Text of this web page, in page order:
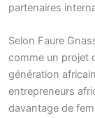
partenaires
Selon Faure
comme un projet
génération
entrepreneurs
davantage de